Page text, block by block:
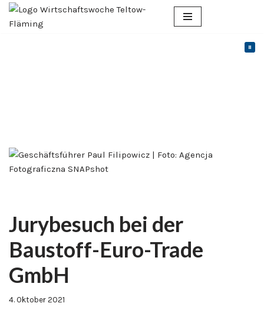
Jurybesuch bei der
Baustoff-Euro-Trade
GmbH
4. Oktober 2021